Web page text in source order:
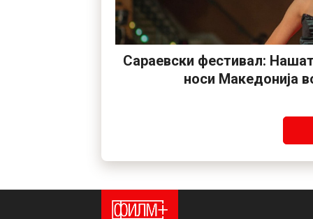
Сараевски фестивал:
носи Македонија